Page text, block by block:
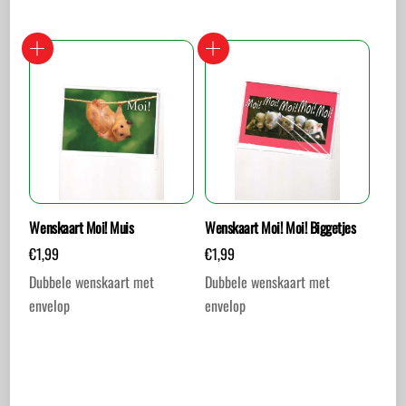
Wenskaart Moi! Muis
€1,99
Dubbele wenskaart met
envelop
Wenskaart Moi! Moi! Biggetjes
€1,99
Dubbele wenskaart met
envelop